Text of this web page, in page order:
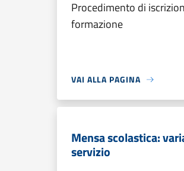
Procedimento di
formazione
VAI ALLA PAGINA
Mensa scolastica:
servizio